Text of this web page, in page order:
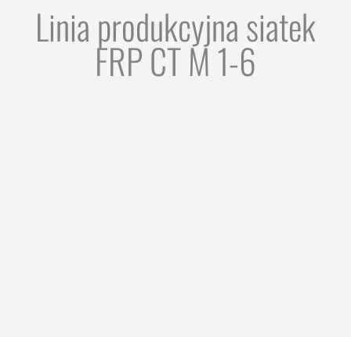
Linia produkcyjna siatek
FRP CT M 1-6